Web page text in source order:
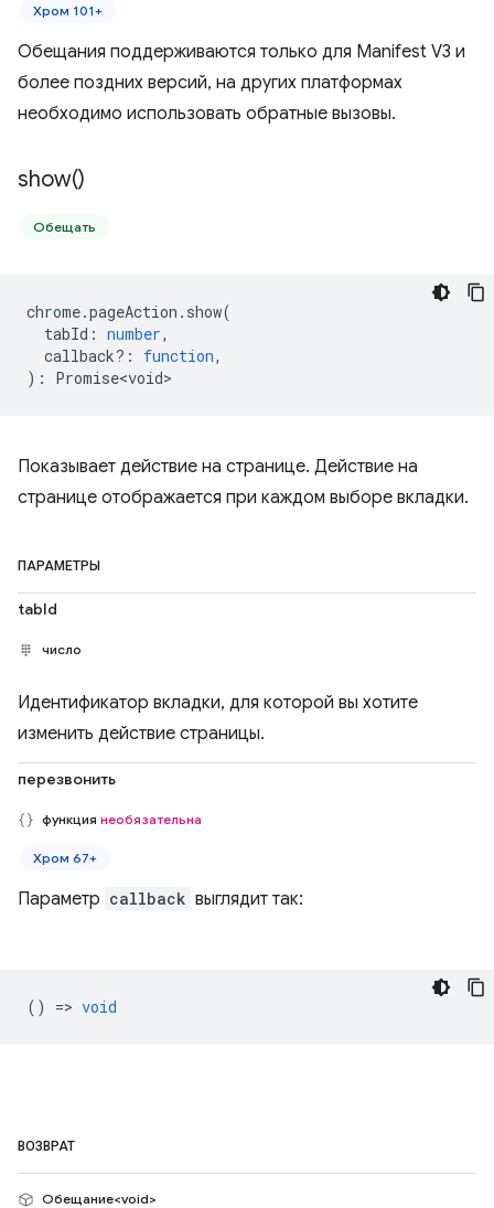
Хром 101+
Обещания поддерживаются только для Manifest V3 и
более поздних версий, на других платформах
необходимо использовать обратные вызовы.
show()
Обещать
chrome.pageAction . show(
tabId : number,
callback? : function,
) : Promise<void>
Показывает действие на странице. Действие на
странице отображается при каждом выборе вкладки.
ПАРАМЕТРЫ
tabId
число
Идентификатор вкладки, для которой вы хотите
изменить действие страницы.
перезвонить
функция необязательна
Хром 67+
Параметр callback выглядит так:
() => void
ВОЗВРАТ
Обещание<void>